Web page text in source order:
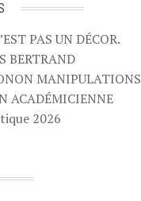
PAS UN DÉCOR.
BERTRAND
MANIPULATIONS
ACADÉMICIENNE
2026